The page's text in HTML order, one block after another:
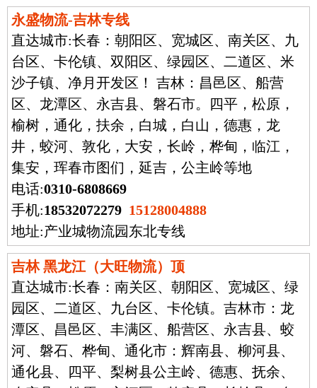
永盛物流-吉林专线
直达城市:长春：朝阳区、宽城区、南关区、九
台区、卡伦镇、双阳区、绿园区、二道区、米
沙子镇、净月开发区！ 吉林：昌邑区、船营
区、龙潭区、永吉县、磐石市。四平，松原，
榆树，通化，扶余，白城，白山，德惠，龙
井，蛟河、敦化，大安，长岭，桦甸，临江，
集安，珲春市图们，延吉，公主岭等地
电话:0310-6808669
手机:18532072279 15128004888
地址:产业城物流园东北专线​
吉林 黑龙江（大旺物流）顶
直达城市:长春：南关区、朝阳区、宽城区、绿
园区、二道区、九台区、卡伦镇。吉林市：龙
潭区、昌邑区、丰满区、船营区、永吉县、蛟
河、磐石、桦甸、通化市：辉南县、柳河县、
通化县、四平、梨树县公主岭、德惠、抚余、